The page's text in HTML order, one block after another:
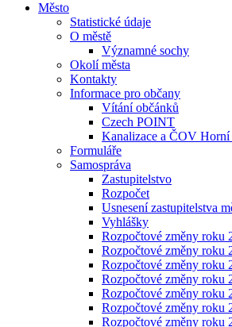
Město
Statistické údaje
O městě
Významné sochy
Okolí města
Kontakty
Informace pro občany
Vítání občánků
Czech POINT
Kanalizace a ČOV Horní
Formuláře
Samospráva
Zastupitelstvo
Rozpočet
Usnesení zastupitelstva
Vyhlášky
Rozpočtové změny roku
Rozpočtové změny roku
Rozpočtové změny roku
Rozpočtové změny roku
Rozpočtové změny roku
Rozpočtové změny roku
Rozpočtové změny roku